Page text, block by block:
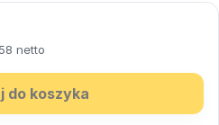
netto
do koszyka